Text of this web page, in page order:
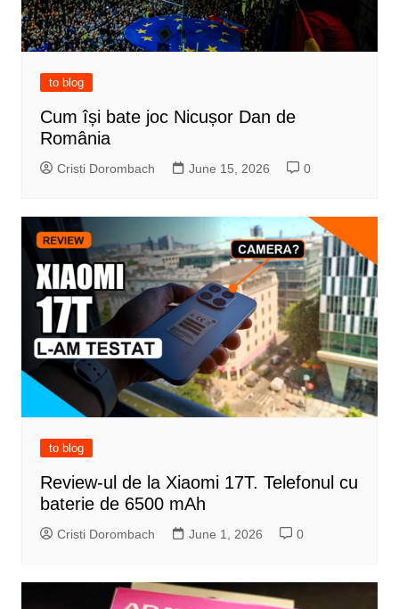
to blog
Cum își bate joc Nicușor Dan de
România
Cristi Dorombach June 15, 2026 0
to blog
Review-ul de la Xiaomi 17T. Telefonul cu
baterie de 6500 mAh
Cristi Dorombach June 1, 2026 0